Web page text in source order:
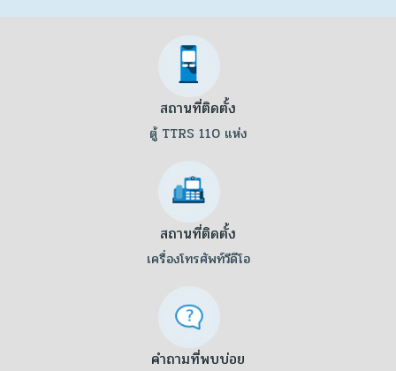
สถานที่ติดตั้ง
ตู้ TTRS 110 แห่ง
สถานที่ติดตั้ง
เครื่องโทรศัพท์วีดีโอ
คำถามที่พบบ่อย